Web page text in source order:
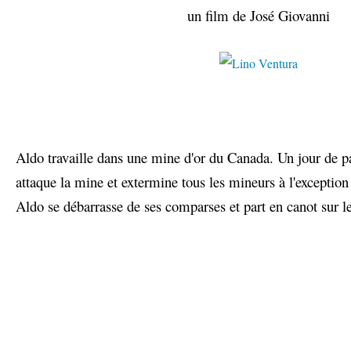
un film de José Giovanni
Aldo travaille dans une mine d'or du Canada. Un jour de
attaque la mine et extermine tous les mineurs à
Aldo se débarrasse de ses comparses et part en canot sur